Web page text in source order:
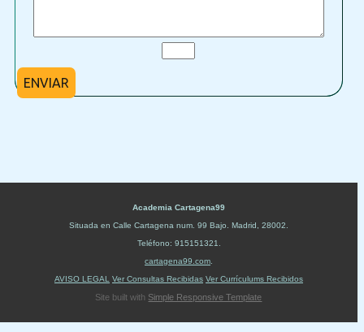
ENVIAR
Academia Cartagena99
Situada en Calle Cartagena num. 99 Bajo Madrid 28002
Teléfono: 915151321
cartagena99.com
AVISO LEGAL
Ver Consultas Recibidas Ver Currículums Recibidos
Site built with Simple Responsive Template